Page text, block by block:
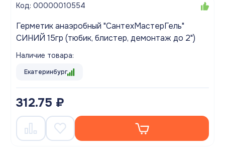
Код: 00000010554
Герметик анаэробный "СантехМастерГель"
СИНИЙ 15гр (тюбик, блистер, демонтаж до 2")
Наличие товара:
Екатеринбург
312.75 ₽